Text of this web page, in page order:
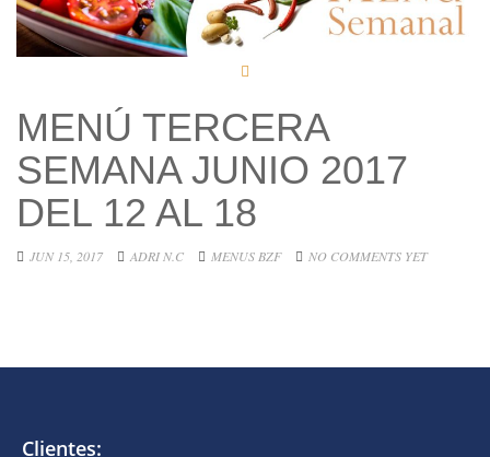
MENÚ TERCERA
SEMANA JUNIO 2017
DEL 12 AL 18
JUN 15, 2017 ADRI N.C MENUS BZF NO COMMENTS YET
Clientes: